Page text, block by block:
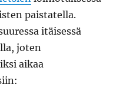
paistatella.
itäisessä
joten
aikaa